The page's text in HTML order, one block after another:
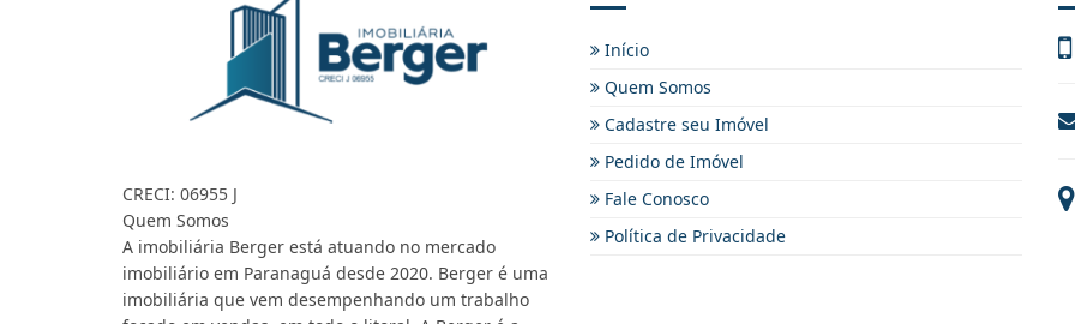
CRECI: 06955 J
Quem Somos
A imobiliária Berger está atuando no mercado
imobiliário em Paranaguá desde 2020. Berger é uma
imobiliária que vem desempenhando um trabalho
Início
Quem Somos
Cadastre seu Imóvel
Pedido de Imóvel
Fale Conosco
Política de Privacidade